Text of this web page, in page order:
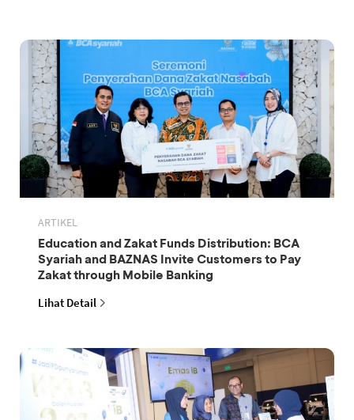
ARTIKEL
Education and Zakat Funds Distribution: BCA
Syariah and BAZNAS Invite Customers to Pay
Zakat through Mobile Banking
Lihat Detail